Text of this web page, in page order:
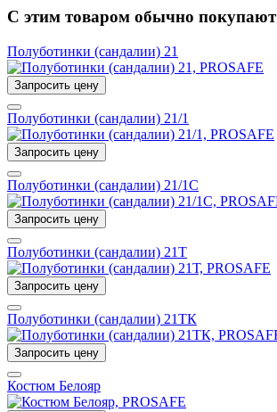
С этим товаром обычно покупают
Полуботинки (сандалии) 21
Запросить цену
Полуботинки (сандалии) 21/1
Запросить цену
Полуботинки (сандалии) 21/1С
Запросить цену
Полуботинки (сандалии) 21Т
Запросить цену
Полуботинки (сандалии) 21ТК
Запросить цену
Костюм Белояр